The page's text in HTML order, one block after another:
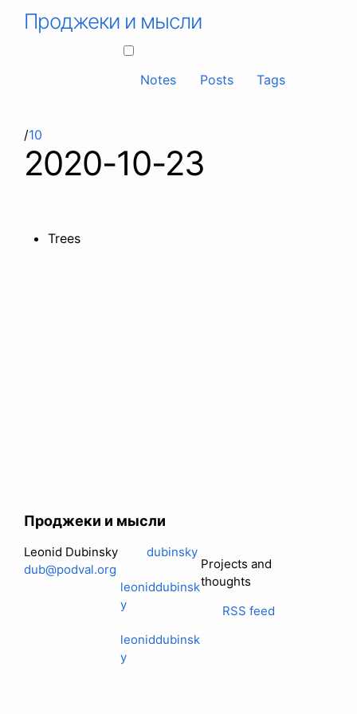
Проджеки и мысли
Notes Posts Tags
/10
2020-10-23
Trees
Проджеки и мысли
Leonid Dubinsky
dub@podval.org
dubinsky
leoniddubinsk
y
leoniddubinsk
y
Projects and
thoughts
RSS feed